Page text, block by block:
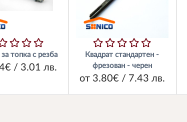
за топка с резба
/ 3.01 лв.
Квадрат стандартен -
фрезован - черен
от 3.80€ / 7.43 лв.